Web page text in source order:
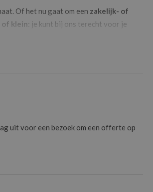
Of het nu gaat om een zakelijk- of
klein: je kunt bij ons terecht voor je
van het Acaciahof is
tuin met een groot terras. Een
uit voor een bezoek om een offerte op